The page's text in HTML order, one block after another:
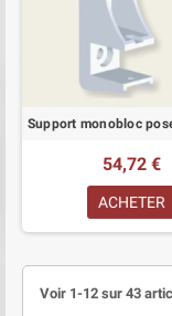
54,72 €
ACHETER
Voir 1-12 sur 43